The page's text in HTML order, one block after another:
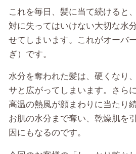
これを毎日、髪に当て続けると
対に失ってはいけない大切な水
せてしまいます。これがオーバ
ぎ）です。
水分を奪われた髪は、硬くなり
サと広がってしまいます。さら
高温の熱風が顔まわりに当たり
お肌の水分まで奪い、乾燥肌を
因にもなるのです。